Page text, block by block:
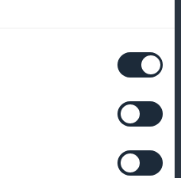
så du fanger dit